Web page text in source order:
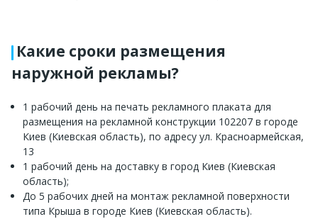
Какие сроки размещения
наружной рекламы?
1 рабочий день на печать рекламного плаката для
размещения на рекламной конструкции 102207 в городе
Киев (Киевская область), по адресу ул. Красноармейская,
13
1 рабочий день на доставку в город Киев (Киевская
область);
До 5 рабочих дней на монтаж рекламной поверхности
типа Крыша в городе Киев (Киевская область).